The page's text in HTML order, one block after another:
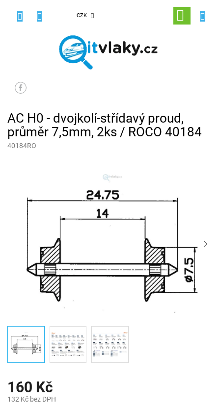
CZK
NÁKUPNÍ
KOŠÍK
AC H0 - dvojkolí-střídavý proud,
průměr 7,5mm, 2ks / ROCO 40184
40184RO
160 Kč
132 Kč bez DPH